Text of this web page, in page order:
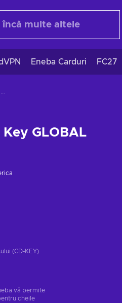
Eneba Carduri FC27
Sleeping Dogs Steam Key GLOBAL
GLOBAL
(CD-KEY)
vă permite
cheile